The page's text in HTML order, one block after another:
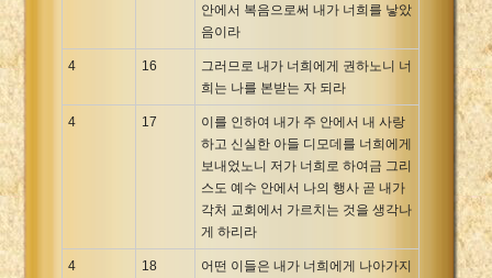
안에서 복음으로써 내가 너희를 낳았
음이라
4 16
그러므로 내가 너희에게 권하노니 너
희는 나를 본받는 자 되라
4 17
이를 인하여 내가 주 안에서 내 사랑
하고 신실한 아들 디모데를 너희에게
보내었노니 저가 너희로 하여금 그리
스도 예수 안에서 나의 행사 곧 내가
각처 교회에서 가르치는 것을 생각나
게 하리라
4 18
어떤 이들은 내가 너희에게 나아가지